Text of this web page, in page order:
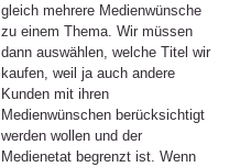
gleich mehrere Medienwünsche
zu einem Thema. Wir müssen
dann auswählen, welche Titel wir
kaufen, weil ja auch andere
Kunden mit ihren
Medienwünschen berücksichtigt
werden wollen und der
Medienetat begrenzt ist. Wenn